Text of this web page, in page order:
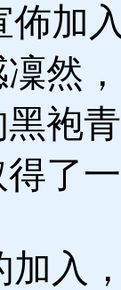
加
然
袍
了
入